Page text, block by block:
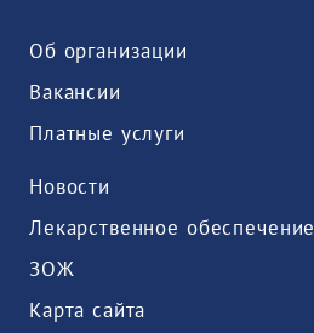
Об организации
Вакансии
Платные услуги
Новости
Лекарственное обеспечение
ЗОЖ
Карта сайта